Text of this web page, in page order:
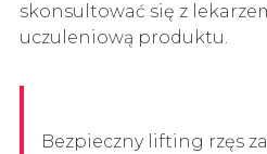
skonsultować się z
uczuleniową produktu.
Bezpieczny lifting rzęs